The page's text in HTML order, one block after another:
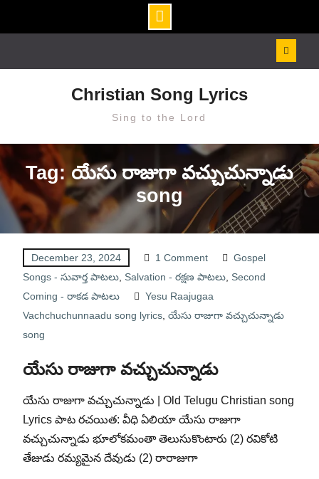
Christian Song Lyrics
Sing to the Lord
Tag: యేసు రాజుగా వచ్చుచున్నాడు
song
December 23, 2024 1 Comment
Gospel
Songs - సువార్త పాటలు, Salvation - రక్షణ పాటలు, Second
Coming - రాకడ పాటలు
Yesu Raajugaa
Vachchuchunnaadu song lyrics, యేసు రాజుగా వచ్చుచున్నాడు
song
యేసు రాజుగా వచ్చుచున్నాడు
యేసు రాజుగా వచ్చుచున్నాడు | Old Telugu Christian song
Lyrics పాట రచయిత: వీధి ఏలియా యేసు రాజుగా
వచ్చుచున్నాడు భూలోకమంతా తెలుసుకొంటారు (2) రవికోటి
తేజుడు రమ్యమైన దేవుడు (2) రారాజుగా